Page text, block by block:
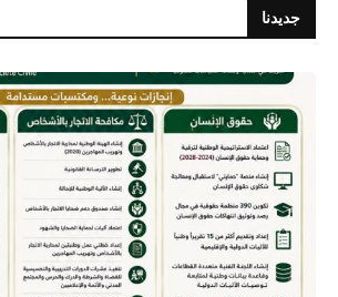
جديدنا